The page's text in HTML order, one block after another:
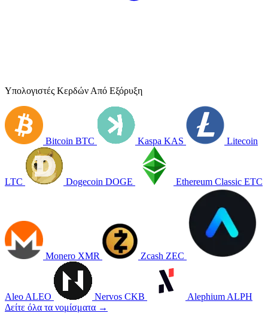
Υπολογιστές Κερδών Από Εξόρυξη
Bitcoin BTC Kaspa KAS Litecoin
LTC Dogecoin DOGE Ethereum Classic ETC
Monero XMR Zcash ZEC
Aleo ALEO Nervos CKB Alephium ALPH
Δείτε όλα τα νομίσματα →